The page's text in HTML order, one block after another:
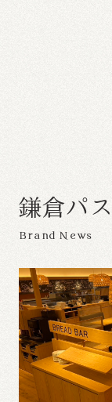
鎌倉パ ス
Brand News